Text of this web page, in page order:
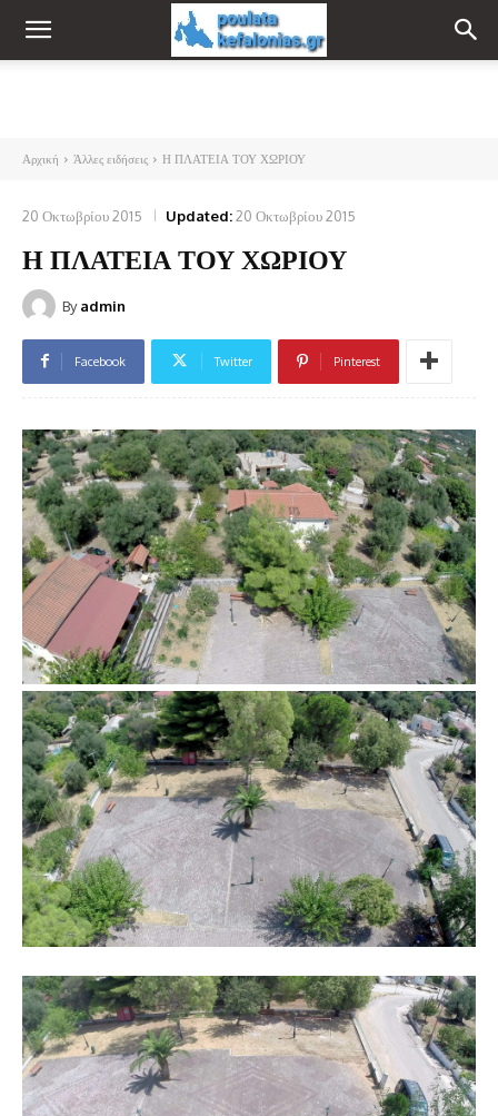
Αρχική Άλλες ειδήσεις Η ΠΛΑΤΕΙΑ ΤΟΥ ΧΩΡΙΟΥ
20 Οκτωβρίου 2015 Updated:20 Οκτωβρίου 2015
Η ΠΛΑΤΕΙΑ ΤΟΥ ΧΩΡΙΟΥ
By admin
Facebook Twitter Pinterest